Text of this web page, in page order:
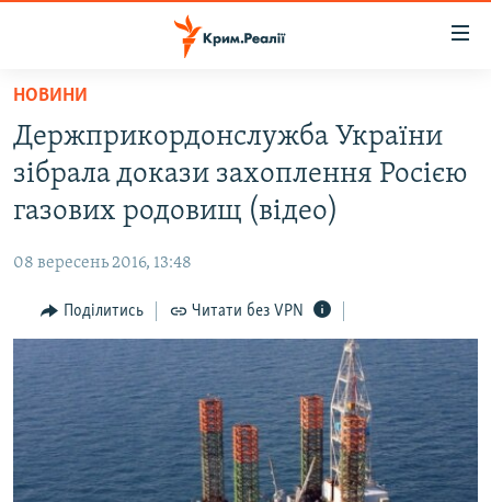
Перейти
основного
матеріалу
Перейти
до
основної
навігації
Перейти
до
пошуку
ВОДА.КРИМ
ВІДЕО ТА ФОТО
БЛОГИ
ПОГЛЯД
ВСЕ ЗА ДЕНЬ
СПЕЦПРОЕКТИ
ДЕПОРТАЦІЯ
ЯК ОБІЙТИ БЛОКУВАННЯ
НОВИНИ
Держприкордонслужба України
зібрала докази захоплення Росією
газових родовищ (відео)
08 вересень 2016, 13:48
Поділитись Читати без VPN